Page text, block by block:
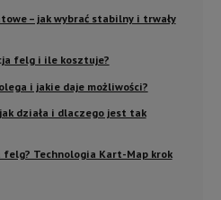
– jak wybrać stabilny i trwały
felg i ile kosztuje?
i jakie daje możliwości?
działa i dlaczego jest tak
felg? Technologia Kart-Map krok